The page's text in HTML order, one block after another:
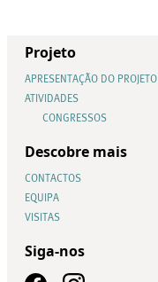
Projeto
APRESENTAÇÃO DO PROJETO
ATIVIDADES
CONGRESSOS
Descobre mais
CONTACTOS
EQUIPA
VISITAS
Siga-nos